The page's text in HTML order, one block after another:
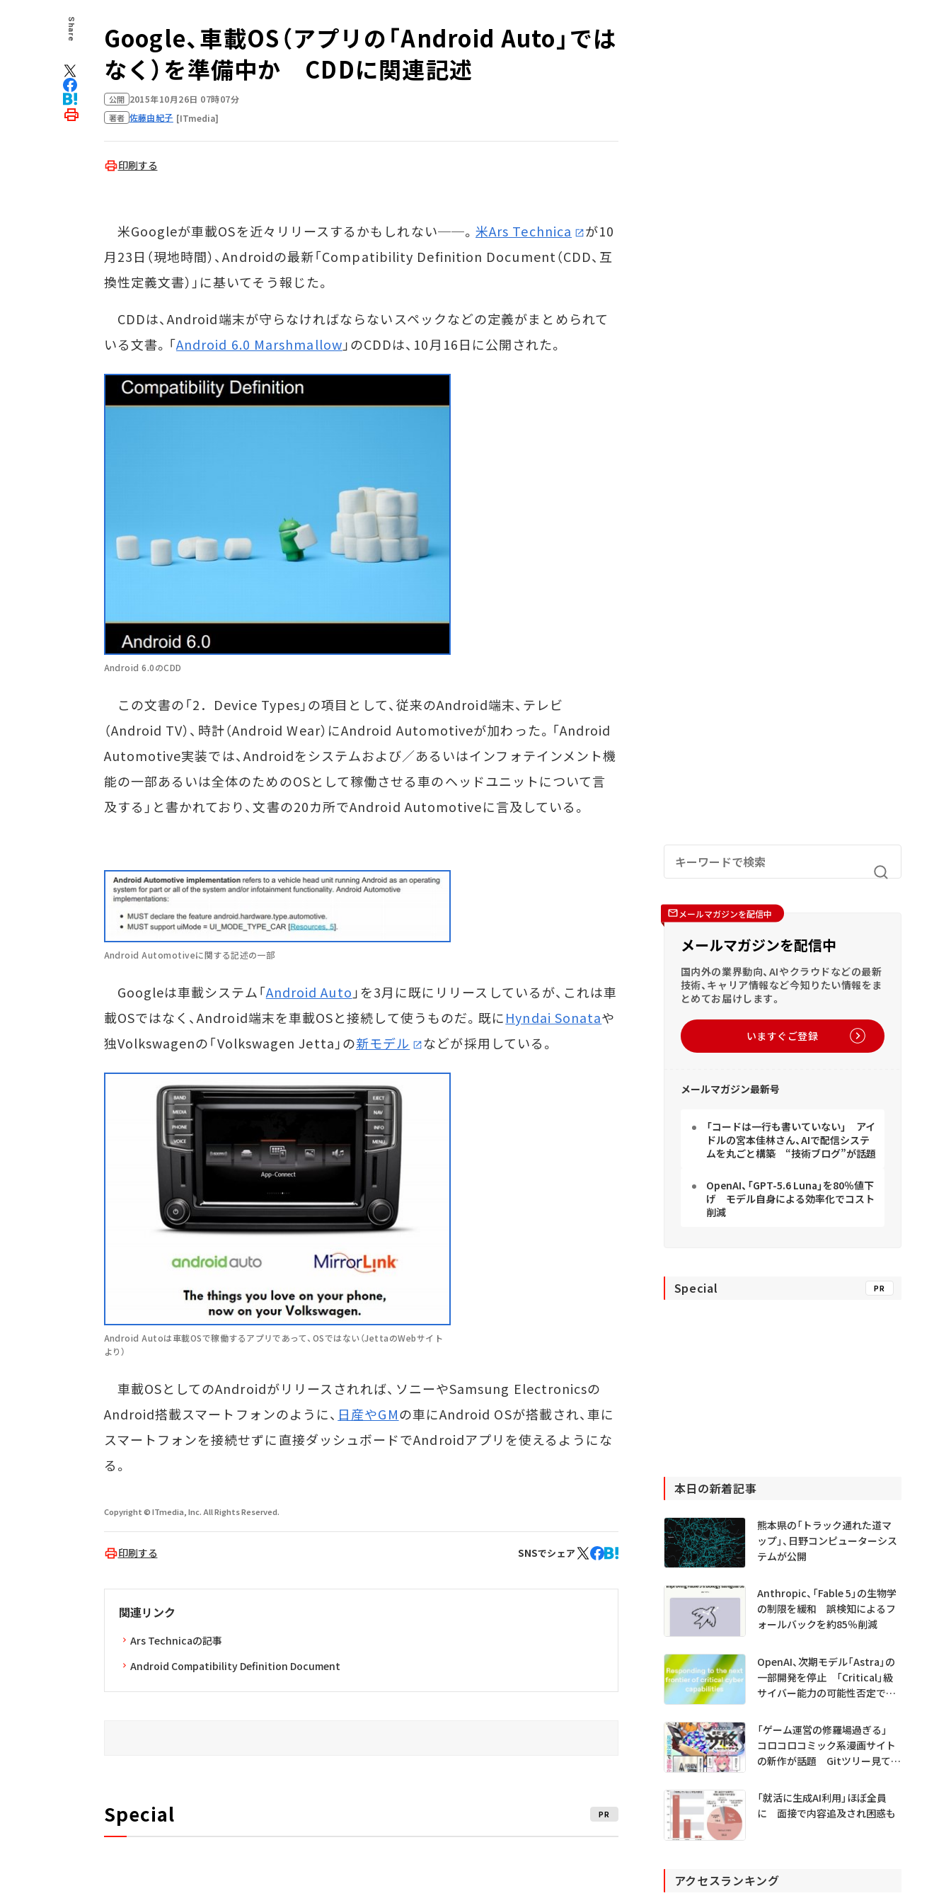
Share
Google、車載OS（アプリの「Android Auto」では
なく）を準備中か CDDに関連記述
公開 2015年10月26日 07時07分
著者 佐藤由紀子 [ITmedia]
印刷する
米Googleが車載OSを近々リリースするかもしれない──。 米Ars Technica
が10
月23日（現地時間）、Androidの最新「Compatibility Definition Document（CDD、互
換性定義文書）」に基いてそう報じた。
CDDは、Android端末が守らなければならないスペックなどの定義がまとめられて
いる文書。「Android 6.0 Marshmallow 」のCDDは、10月16日に公開された。
Android 6.0のCDD
この文書の「2．Device Types」の項目として、従来のAndroid端末、テレビ
（Android TV）、時計（Android Wear）にAndroid Automotiveが加わった。「Android
Automotive実装では、Androidをシステムおよび／あるいはインフォテインメント機
能の一部あるいは全体のためのOSとして稼働させる車のヘッドユニットについて言
及する」と書かれており、文書の20カ所でAndroid Automotiveに言及している。
Android Automotiveに関する記述の一部
Googleは車載システム「Android Auto 」を3月に既にリリースしているが、これは車
載OSではなく、Android端末を車載OSと接続して使うものだ。既にHyndai Sonataや
独Volkswagenの「Volkswagen Jetta」の新モデル などが採用している。
Android Autoは車載OSで稼働するアプリであって、OSではない（JettaのWebサイト
より）
車載OSとしてのAndroidがリリースされれば、ソニーやSamsung Electronicsの
Android搭載スマートフォンのように、 日産やGMの車にAndroid OSが搭載され、車に
スマートフォンを接続せずに直接ダッシュボードでAndroidアプリを使えるようにな
る。
Copyright © ITmedia, Inc. All Rights Reserved.
印刷する SNSでシェア
関連リンク
Ars Technicaの記事
Android Compatibility Definition Document
Special PR
メールマガジンを配信中
メールマガジンを配信中
国内外の業界動向、AIやクラウドなどの最新
技術、キャリア情報など今知りたい情報をま
とめてお届けします。
いますぐご登録
メールマガジン最新号
「コードは一行も書いていない」 アイ
ドルの宮本佳林さん、AIで配信システ
ムを丸ごと構築 “技術ブログ”が話題
OpenAI、「GPT-5.6 Luna」を80％値下
げ モデル自身による効率化でコスト
削減
Special PR
本日の新着記事
熊本県の「トラック通れた道マ
ップ」、日野コンピューターシス
テムが公開
Anthropic、「Fable 5」の生物学
の制限を緩和 誤検知によるフ
ォールバックを約85％削減
OpenAI、次期モデル「Astra」の
一部開発を停止 「Critical」級
サイバー能力の可能性否定でき
「ゲーム運営の修羅場過ぎる」
コロコロコミック系漫画サイト
の新作が話題 Gitツリー見てガ
「就活に生成AI利用」ほぼ全員
に 面接で内容追及され困惑も
アクセスランキング